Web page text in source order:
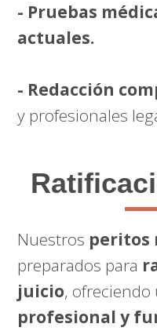
- Pruebas
actuales.
- Redacción
y profesionales
Nuestros peritos
preparados para
juicio, ofreciendo
profesional y